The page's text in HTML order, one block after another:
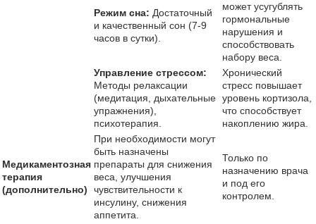
Режим сна: Достаточный
и качественный сон (7-9
часов в сутки).
может усугублять
гормональные
нарушения и
способствовать
набору веса.
Управление стрессом:
Методы релаксации
(медитация, дыхательные
упражнения),
психотерапия.
Хронический
стресс повышает
уровень кортизола,
что способствует
накоплению жира.
Медикаментозная
терапия
(дополнительно)
При необходимости могут
быть назначены
препараты для снижения
веса, улучшения
чувствительности к
инсулину, снижения
аппетита.
Только по
назначению врача
и под его
контролем.